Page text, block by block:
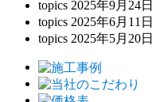
topics 2025年9月24日
topics 2025年6月11日
topics 2025年5月20日